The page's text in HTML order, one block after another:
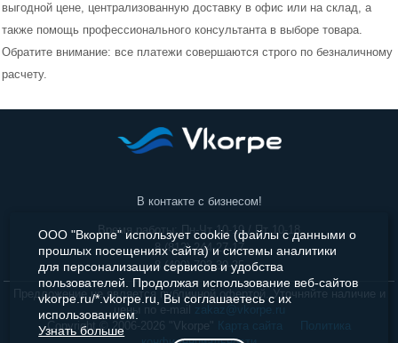
выгодной цене, централизованную доставку в офис или на склад, а
также помощь профессионального консультанта в выборе товара.
Обратите внимание: все платежи совершаются строго по безналичному
расчету.
В контакте с бизнесом!
Время работы: Пн-Чт 10-19 / Пт 10-18
8 (812) 244-27-17
8 (499) 703-30-35
Предложение не является публичной офертой. Уточняйте наличие и
цены по e-mail zakaz@vkorpe.ru
Copyright © 2006-2026 "Vkorpe" Карта сайта
Политика
Радиоприемники
Радиобудильники
Панели управленя
ООО "Вкорпе" использует cookie (файлы с данными о
прошлых посещениях сайта) и системы аналитики
для персонализации сервисов и удобства
пользователей. Продолжая использование веб-сайтов
vkorpe.ru/*.vkorpe.ru, Вы соглашаетесь с их
использованием.
Узнать больше